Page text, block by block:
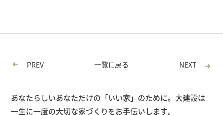
PREV 一覧に戻る NEXT
あなたらしいあなただけの「いい家」のために。大建設は
一生に一度の大切な家づくりをお手伝いします。